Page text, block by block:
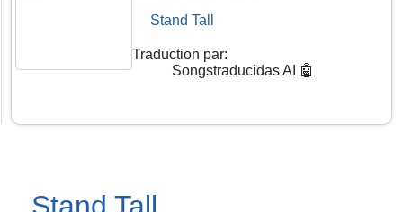
Stand Tall
Traduction par:
Songstraducidas AI 🤖